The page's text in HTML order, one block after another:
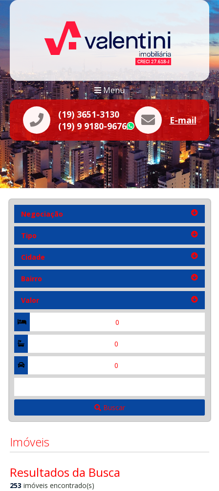
Menu
(19) 3651-3130
(19) 9 9180-9676
WhatsApp
E-mail
Negociação
Tipo
Cidade
Cidade
Bairro
Bairro
Valor
Quartos
Suítes
Vagas
Buscar
Imóveis
Resultados da Busca
253 imóveis encontrado(s)